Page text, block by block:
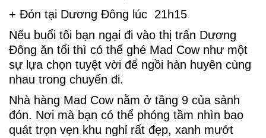
+ Đón tại Dương Đông lúc 21h15
Nếu buổi tối bạn ngại đi vào thị trấn Dương
Đông ăn tối thì có thể ghé Mad Cow như một
sự lựa chọn tuyệt vời để ngồi hàn huyên cùng
nhau trong chuyến đi.
Nhà hàng Mad Cow nằm ở tầng 9 của sảnh
đón. Nơi mà bạn có thể phóng tầm nhìn bao
quát trọn vẹn khu nghỉ rất đẹp, xanh mướt